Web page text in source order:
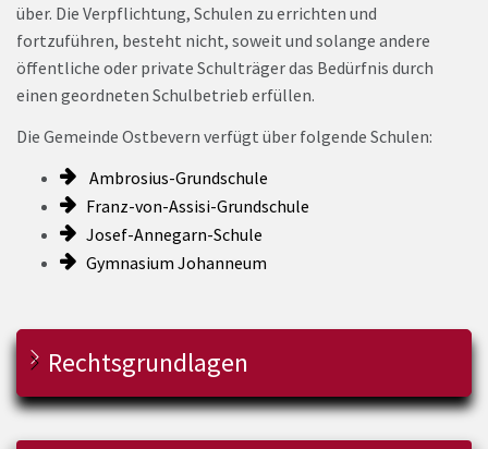
über. Die Verpflichtung, Schulen zu errichten und
fortzuführen, besteht nicht, soweit und solange andere
öffentliche oder private Schulträger das Bedürfnis durch
einen geordneten Schulbetrieb erfüllen.
Die Gemeinde Ostbevern verfügt über folgende Schulen:
Ambrosius-Grundschule
Franz-von-Assisi-Grundschule
Josef-Annegarn-Schule
Gymnasium Johanneum
Rechtsgrundlagen